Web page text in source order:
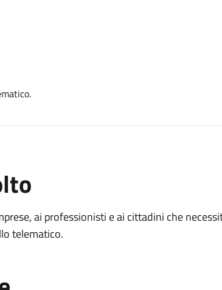
ai professionisti e ai cittadini che
telematico.